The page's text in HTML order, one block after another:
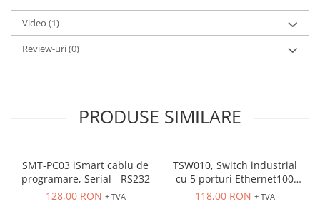
Video (1)
Review-uri(0)
PRODUSE SIMILARE
SMT-PC03 iSmart cablu de
programare, Serial - RS232
128,00 RON + TVA
TSW010, Switch industrial
cu 5 porturi Ethernet100
Mbps, montaj pe sina
118,00 RON + TVA